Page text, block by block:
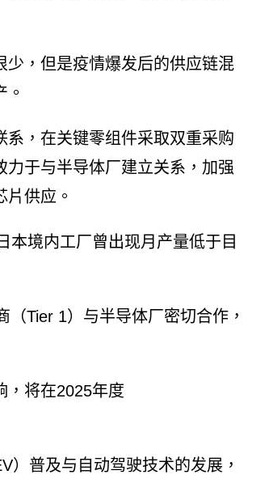
，但是疫情爆发后的供应链混
系，在关键零组件采取双重采购
于与半导体厂建立关系，加强
供应。
本境内工厂曾出现月产量低于目
Tier 1）与半导体厂密切合作，
，将在2025年度
）普及与自动驾驶技术的发展，